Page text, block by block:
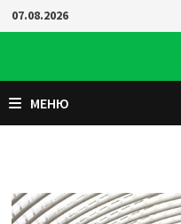
Перейти
к
07.08.2026
МЕНЮ